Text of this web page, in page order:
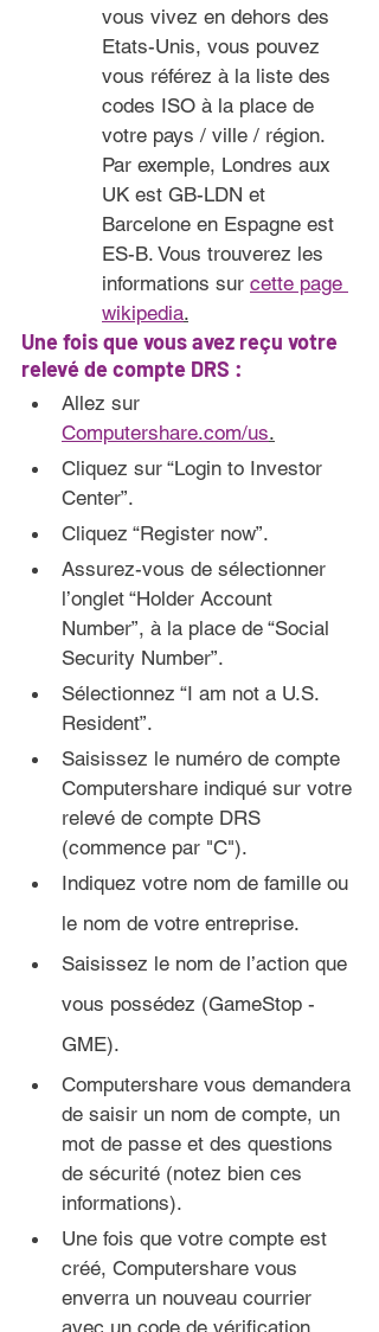
vous vivez en dehors des
Etats-Unis, vous pouvez
vous référez à la liste des
codes ISO à la place de
votre pays / ville / région.
Par exemple, Londres aux
UK est GB-LDN et
Barcelone en Espagne est
ES-B. Vous trouverez les
informations sur cette page
wikipedia.
Une fois que vous avez reçu votre
relevé de compte DRS :
Allez sur
Computershare.com/us.
Cliquez sur “Login to Investor
Center”.
Cliquez “Register now”.
Assurez-vous de sélectionner
l’onglet “Holder Account
Number”, à la place de “Social
Security Number”.
Sélectionnez “I am not a U.S.
Resident”.
Saisissez le numéro de compte
Computershare indiqué sur votre
relevé de compte DRS
(commence par "C").
Indiquez votre nom de famille ou
le nom de votre entreprise.
Saisissez le nom de l’action que
vous possédez (GameStop -
GME).
Computershare vous demandera
de saisir un nom de compte, un
mot de passe et des questions
de sécurité (notez bien ces
informations).
Une fois que votre compte est
créé, Computershare vous
enverra un nouveau courrier
avec un code de vérification